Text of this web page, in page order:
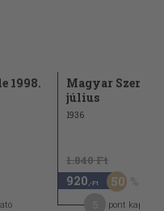
1998.
Magyar Szemle
július
1936
1.840 Ft
920 ,-Ft 50
pont kapható